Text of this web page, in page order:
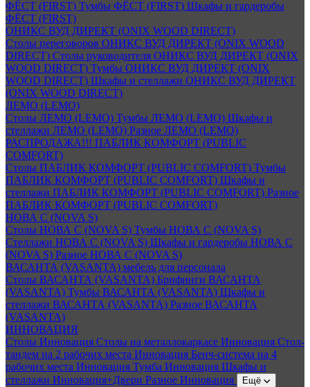
ФЁСТ (FIRST) Тумбы ФЁСТ (FIRST) Шкафы и гардеробы
ФЁСТ (FIRST)
ОНИКС ВУД ДИРЕКТ (ONIX WOOD DIRECT)
Столы переговоров ОНИКС ВУД ДИРЕКТ (ONIX WOOD
DIRECT) Столы руководителя ОНИКС ВУД ДИРЕКТ (ONIX
WOOD DIRECT) Тумбы ОНИКС ВУД ДИРЕКТ (ONIX
WOOD DIRECT) Шкафы и стеллажи ОНИКС ВУД ДИРЕКТ
(ONIX WOOD DIRECT)
ЛЕМО (LEMO)
Столы ЛЕМО (LEMO) Тумбы ЛЕМО (LEMO) Шкафы и
стеллажи ЛЕМО (LEMO) Разное ЛЕМО (LEMO)
РАСПРОДАЖА!!! ПАБЛИК КОМФОРТ (PUBLIC
COMFORT)
Столы ПАБЛИК КОМФОРТ (PUBLIC COMFORT) Тумбы
ПАБЛИК КОМФОРТ (PUBLIC COMFORT) Шкафы и
стеллажи ПАБЛИК КОМФОРТ (PUBLIC COMFORT) Разное
ПАБЛИК КОМФОРТ (PUBLIC COMFORT)
НОВА С (NOVA S)
Столы НОВА С (NOVA S) Тумбы НОВА С (NOVA S)
Стеллажи НОВА С (NOVA S) Шкафы и гардеробы НОВА С
(NOVA S) Разное НОВА С (NOVA S)
ВАСАНТА (VASANTA) мебель для персонала
Столы ВАСАНТА (VASANTA) Брифинги ВАСАНТА
(VASANTA) Тумбы ВАСАНТА (VASANTA) Шкафы и
стеллажи ВАСАНТА (VASANTA) Разное ВАСАНТА
(VASANTA)
ИННОВАЦИЯ
Столы Инновация Столы на металлокаркасе Инновация Стол-
тандем на 2 рабочих места Инновация Бенч-система на 4
рабочих места Инновация Тумба Инновация Шкафы и
стеллажи Инновация+Двери Разное Инновация Ещё